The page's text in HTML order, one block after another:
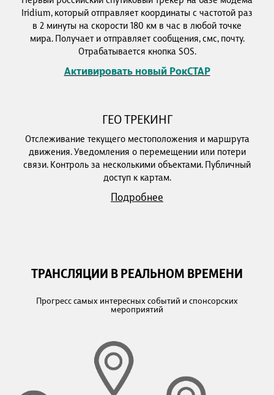
Iridium, который отправляет координаты с частотой раз
в 2 минуты на скорости 180 км в час в любой точке
мира. Получает и отправляет сообщения, смс, почту.
Отрабатывается кнопка SOS.
Активировать новый РокСТАР
ГЕО ТРЕКИНГ
Отслеживание текущего местоположения и маршрута
движения. Уведомления о перемещении или потери
связи. Контроль за несколькими объектами. Публичный
доступ к картам.
Подробнее
ТРАНСЛЯЦИИ В РЕАЛЬНОМ ВРЕМЕНИ
Прогресс самых интересных событий и спонсорских
мероприятий